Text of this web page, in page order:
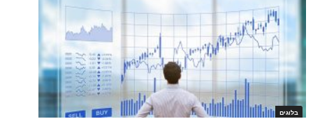
בלוגים